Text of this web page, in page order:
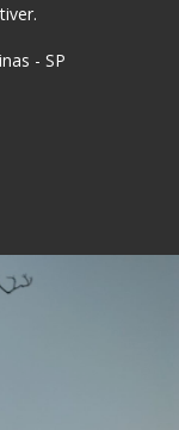
- SP